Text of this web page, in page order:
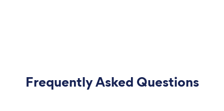
Frequently Asked Questions